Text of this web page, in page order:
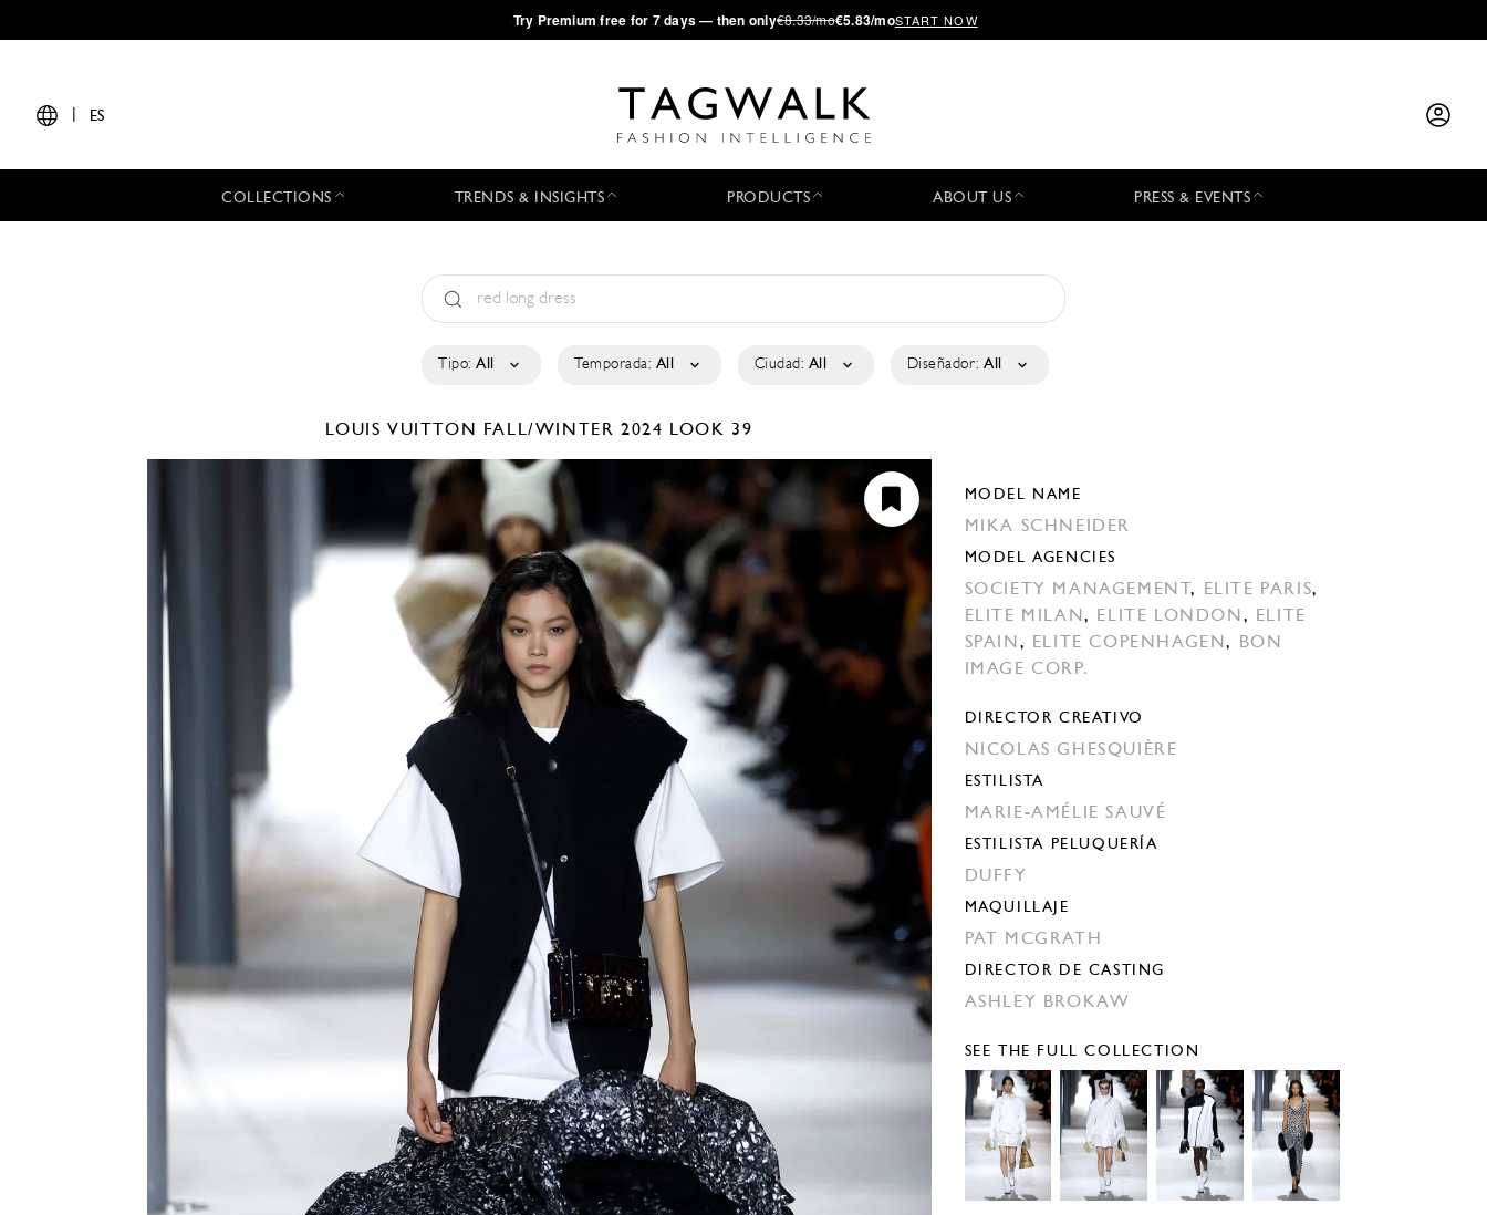
·Try Premium free for 7 days — then only€8.33/mo€5.83/moSTART NOW
ES
COLLECTIONS TRENDS & INSIGHTS PRODUCTS ABOUT US PRESS & EVENTS
Tipo: All Temporada: All Ciudad: All Diseñador: All
LOUIS VUITTON FALL/WINTER 2024 LOOK 39
MODEL NAME
MIKA SCHNEIDER
MODEL AGENCIES
SOCIETY MANAGEMENT, ELITE PARIS,
ELITE MILAN, ELITE LONDON ,
ELITE
SPAIN , ELITE COPENHAGEN,
BON
IMAGE CORP.
DIRECTOR CREATIVO
NICOLAS GHESQUIÈRE
ESTILISTA
MARIE-AMÉLIE SAUVÉ
ESTILISTA PELUQUERÍA
DUFFY
MAQUILLAJE
PAT MCGRATH
DIRECTOR DE CASTING
ASHLEY BROKAW
SEE THE FULL COLLECTION